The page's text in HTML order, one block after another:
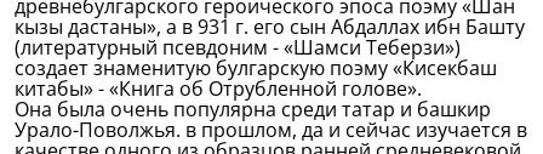
древнебулгарского героического эпоса поэму «Шан
кызы дастаны», а в 931 г. его сын Абдаллах ибн Башту
(литературный псевдоним - «Шамси Теберзи»)
создает знаменитую булгарскую поэму «Кисекбаш
китабы» - «Книга об Отрубленной голове».
Она была очень популярна среди татар и башкир
Урало-Поволжья. в прошлом, да и сейчас изучается в